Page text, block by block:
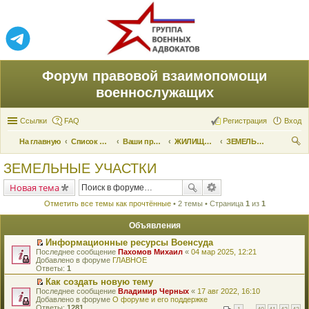
Форум правовой взаимопомощи
военнослужащих
Ссылки FAQ Вход
Регистрация
На главную Список форумов Ваши права и их реализация ЖИЛИЩНЫЕ ВОПРОСЫ
ЗЕМЕЛЬНЫЕ УЧАСТКИ
ЗЕМЕЛЬНЫЕ УЧАСТКИ
Новая тема
Отметить все темы как прочтённые• 2 темы • Страница 1 из 1
Объявления
П
е
р
е
й
т
и
Информационные ресурсы Военсуда
Последнее сообщение Пахомов Михаил « 04 мар 2025, 12:21
Добавлено в форуме ГЛАВНОЕ
Ответы: 1
П
е
р
Как создать новую тему
Последнее сообщение Владимир Черных « 17 авг 2022, 16:10
Добавлено в форуме О форуме и его поддержке